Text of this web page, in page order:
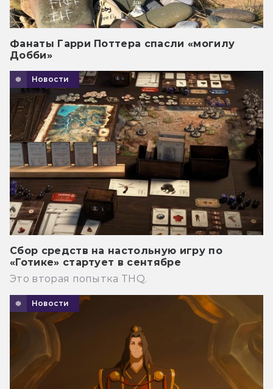
Фанаты Гарри Поттера спасли «могилу
Добби»
Новости
Сбор средств на настольную игру по
«Готике» стартует в сентябре
Это вторая попытка THQ.
Новости